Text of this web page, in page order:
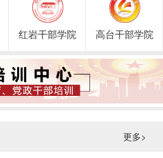
红岩干部学院 高台干部学院
更多>